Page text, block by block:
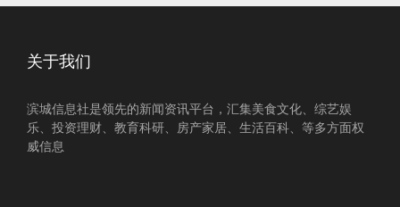
关于我们
滨城信息社是领先的新闻资讯平台，汇集美食文化、综艺娱
乐、投资理财、教育科研、房产家居、生活百科、等多方面权
威信息